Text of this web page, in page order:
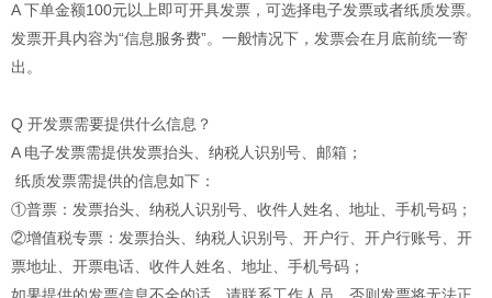
A 下单金额100元以上即可开具发票，可选择电子发票或者纸质发票。
发票开具内容为“信息服务费”。一般情况下，发票会在月底前统一寄
出。
Q 开发票需要提供什么信息？
A 电子发票需提供发票抬头、纳税人识别号、邮箱；
纸质发票需提供的信息如下：
①普票：发票抬头、纳税人识别号、收件人姓名、地址、手机号码；
②增值税专票：发票抬头、纳税人识别号、开户行、开户行账号、开
票地址、开票电话、收件人姓名、地址、手机号码；